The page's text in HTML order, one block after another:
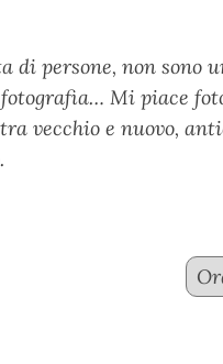
persone, non sono
Mi piace
vecchio e nuovo,